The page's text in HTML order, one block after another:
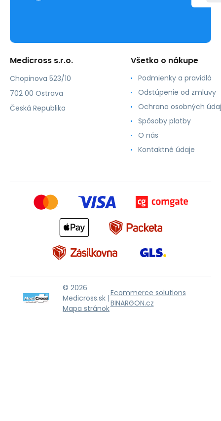
Medicross s.r.o.
Chopinova 523/10
702 00 Ostrava
Česká Republika
Všetko o nákupe
Podmienky a pravidlá
Odstúpenie od zmluvy
Ochrana osobných
Spôsoby platby
O nás
Kontaktné údaje
© 2026
Medicross.sk |
Mapa stránok
Ecommerce solutions
BINARGON.cz